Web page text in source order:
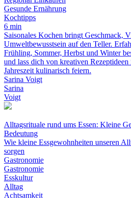
Gesunde Ernährung
Kochtipps
6 min
Saisonales Kochen bringt Geschmack,
Umweltbewusstsein auf den Teller.
Frühling, Sommer, Herbst und Winter
und lass dich von kreativen
Jahreszeit kulinarisch feiern.
Sarina Voigt
Sarina
Voigt
Alltagsrituale rund ums Essen: Kleine
Bedeutung
Wie kleine Essgewohnheiten unseren
sorgen
Gastronomie
Gastronomie
Esskultur
Alltag
Achtsamkeit